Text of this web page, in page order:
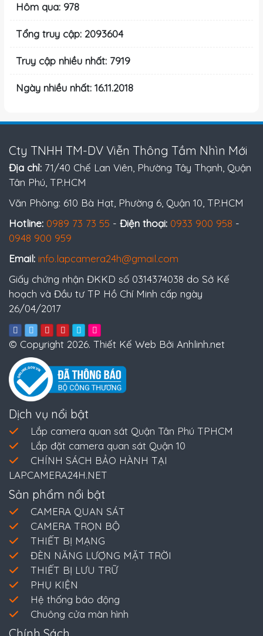
Hôm qua: 978
Tổng truy cập: 2093604
Truy cập nhiều nhất: 7919
Ngày nhiều nhất: 16.11.2018
Cty TNHH TM-DV Viễn Thông Tầm Nhìn Mới
Địa chỉ: 71/40 Chế Lan Viên, Phường Tây Thạnh, Quận
Tân Phú, TP.HCM
Văn Phòng: 610 Bà Hạt, Phường 6, Quận 10, TP.HCM
Hotline: 0989 73 73 55 - Điện thoại: 0933 900 958 -
0948 900 959
Email: info.lapcamera24h@gmail.com
Giấy chứng nhận ĐKKD số 0314374038 do Sở Kế
hoạch và Đầu tư TP Hồ Chí Minh cấp ngày
26/04/2017
© Copyright 2026. Thiết Kế Web Bởi Anhlinh.net
Dịch vụ nổi bật
Lắp camera quan sát Quận Tân Phú TPHCM
Lắp đặt camera quan sát Quận 10
CHÍNH SÁCH BẢO HÀNH TẠI
LAPCAMERA24H.NET
Sản phẩm nổi bật
CAMERA QUAN SÁT
CAMERA TRỌN BỘ
THIẾT BỊ MẠNG
ĐÈN NĂNG LƯỢNG MẶT TRỜI
THIẾT BỊ LƯU TRỮ
PHỤ KIỆN
Hệ thống báo động
Chuông cửa màn hình